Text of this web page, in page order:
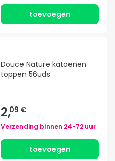
toevoegen
Douce Nature katoenen
toppen 56uds
2,09 €
Verzending binnen 24-72 uur
toevoegen